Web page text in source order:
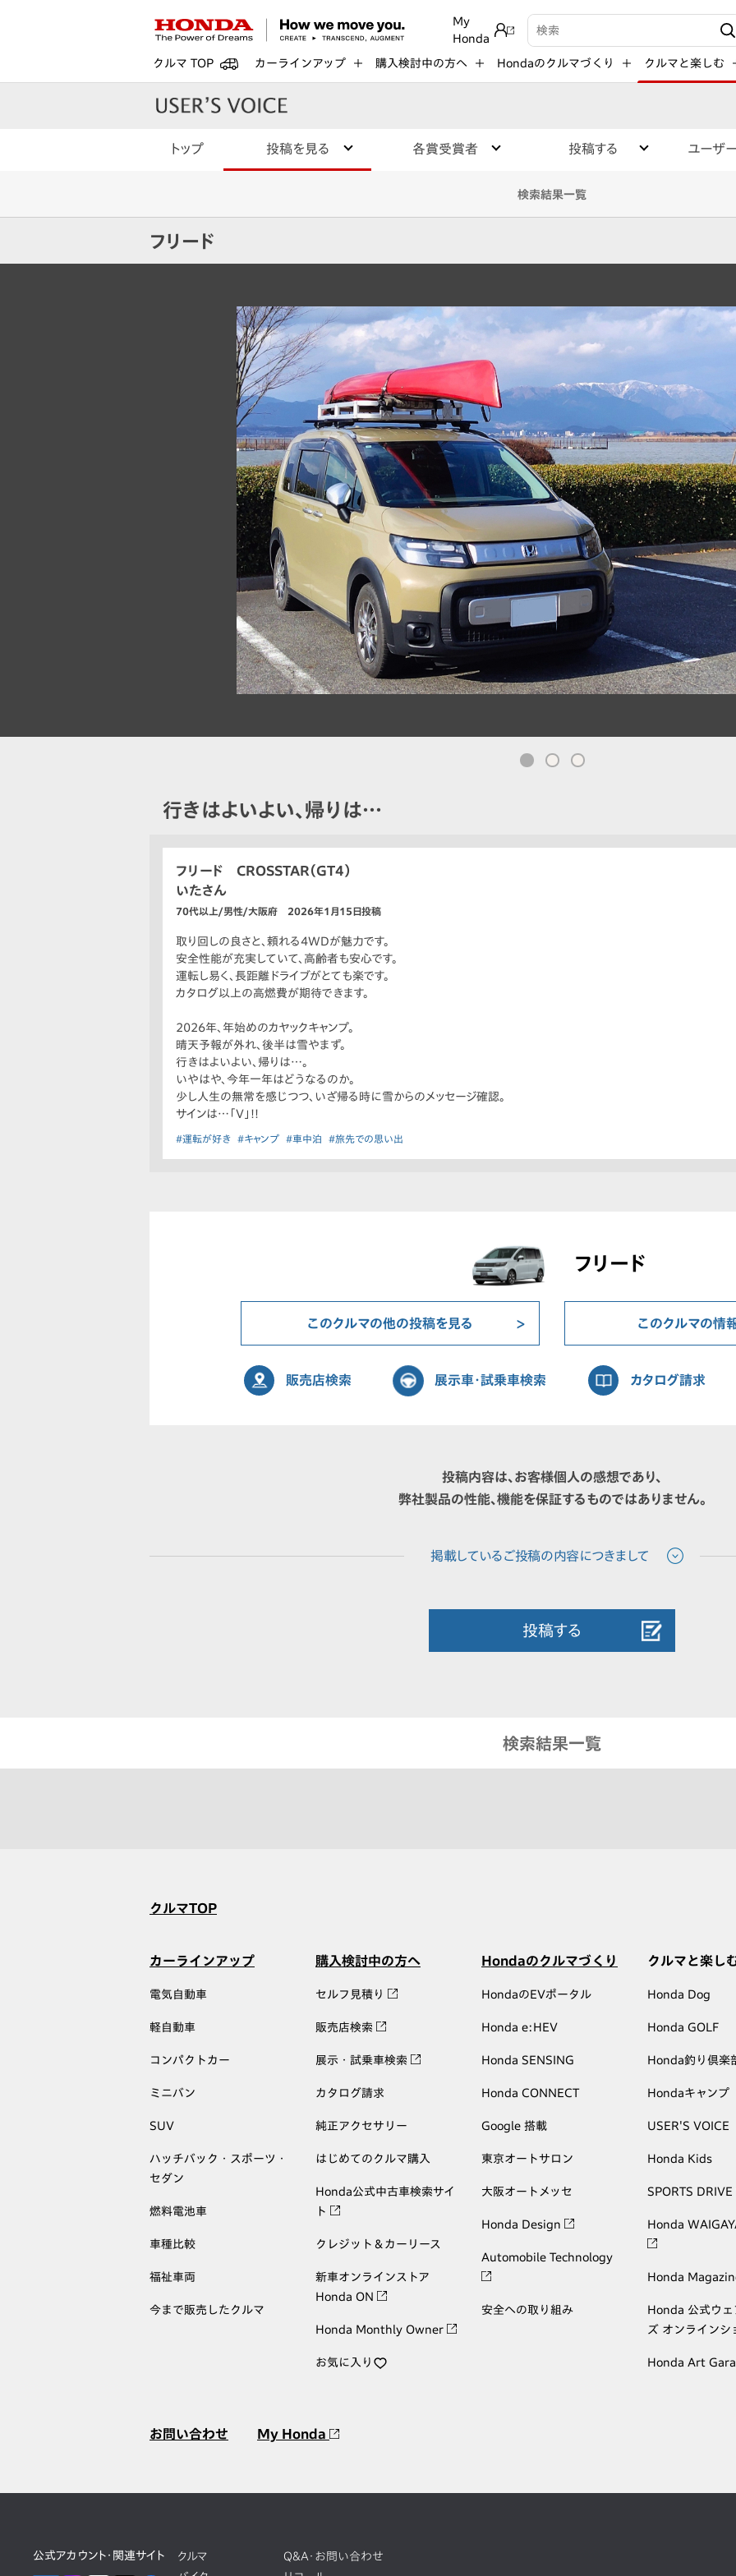
My
Honda
検索キーワード入力
クルマ TOP カーラインアップ 購入検討中の方へ Hondaのクルマづくり クルマと楽しむ
トップ 投稿を見る 各賞受賞者 投稿する ユーザ
検索結果一覧
フリード
行きはよいよい、帰りは…
フリード CROSSTAR（GT4）
いたさん
70代以上/男性/大阪府 2026年1月15日投稿
取り回しの良さと、頼れる4WDが魅力です。
安全性能が充実していて、高齢者も安心です。
運転し易く、長距離ドライブがとても楽です。
カタログ以上の高燃費が期待できます。
2026年、年始めのカヤックキャンプ。
晴天予報が外れ、後半は雪やまず。
行きはよいよい、帰りは…。
いやはや、今年一年はどうなるのか。
少し人生の無常を感じつつ、いざ帰る時に雪からのメッセージ確認。
サインは…「V」!!
#運転が好き #キャンプ #車中泊 #旅先での思い出
フリード
このクルマの他の投稿を見る このクルマの情
販売店検索 展示車・試乗車検索 カタログ請求
投稿内容は、お客様個人の感想であり、
弊社製品の性能、機能を保証するものではありません。
投稿する
検索結果一覧
クルマTOP
カーラインアップ
電気自動車
軽自動車
コンパクトカー
ミニバン
SUV
ハッチバック・スポーツ・
セダン
燃料電池車
車種比較
福祉車両
今まで販売したクルマ
購入検討中の方へ
セルフ見積り
販売店検索
展示・試乗車検索
カタログ請求
純正アクセサリー
はじめてのクルマ購入
Honda公式中古車検索サイ
ト
クレジット＆カーリース
新車オンラインストア
Honda ON
Honda Monthly Owner
お気に入り
Hondaのクルマづくり
HondaのEVポータル
Honda e:HEV
Honda SENSING
Honda CONNECT
Google 搭載
東京オートサロン
大阪オートメッセ
Honda Design
Automobile Technology
安全への取り組み
クルマと楽し
Honda Dog
Honda GOLF
Honda釣り倶楽
Hondaキャンプ
USER'S VOICE
Honda Kids
SPORTS DRIVE
Honda
Honda
Honda 公式ウェ
ズ オンラインシ
Honda Art
お問い合わせ My Honda
公式アカウント・関連サイト
クルマ
Q&A・お問い合わせ